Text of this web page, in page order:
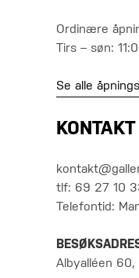
Ordinære
Tirs – søn:
Se alle
tlf: 69 27 10
Telefontid:
Albyalléen 60,